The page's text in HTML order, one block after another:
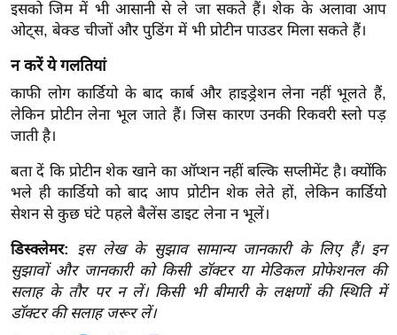
म
नो
रं
ज
न
ज
त
बॉ
वु
ड
हॉ
ली
इसको जिम में भी आसानी से ले जा सकते हैं। शेक के अलावा आप
ओट्स, बेक्ड चीजों और पुडिंग में भी प्रोटीन पाउडर मिला सकते हैं।
न करें ये गलतियां
काफी लोग कार्डियो के बाद कार्ब और हाइड्रेशन लेना नहीं भूलते हैं,
लेकिन प्रोटीन लेना भूल जाते हैं। जिस कारण उनकी रिकवरी स्लो पड़
जाती है।
बता दें कि प्रोटीन शेक खाने का ऑप्शन नहीं बल्कि सप्लीमेंट है। क्योंकि
भले ही कार्डियो को बाद आप प्रोटीन शेक लेते हों, लेकिन कार्डियो
सेशन से कुछ घंटे पहले बैलेंस डाइट लेना न भूलें।
डिस्क्लेमर: इस लेख के सुझाव सामान्य जानकारी के लिए हैं। इन
सुझावों और जानकारी को किसी डॉक्टर या मेडिकल प्रोफेशनल की
सलाह के तौर पर न लें। किसी भी बीमारी के लक्षणों की स्थिति में
डॉक्टर की सलाह जरूर लें।